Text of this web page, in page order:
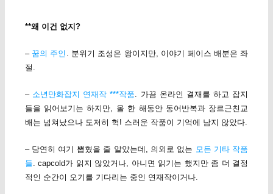
**왜 이건 없지?
– 꿈의 주인
. 분위기 조성은 왕이지만, 이야기 페이스 배분은 좌
절.
– 소년만화잡지 연재작 ***작품 . 가끔 온라인 결재를 하고 잡지
들을 읽어보기는 하지만, 올 한 해동안 동어반복과 장르근친교
배는 넘쳐났으나 도저히 헉! 스러운 작품이 기억에 남지 않았다.
– 당연히 여기 뽑혔을 줄 알았는데, 의외로 없는 모든 기타 작품
들 . capcold가 읽지 않았거나, 아니면 읽기는 했지만 좀 더 결정
적인 순간이 오기를 기다리는 중인 연재작이거나.